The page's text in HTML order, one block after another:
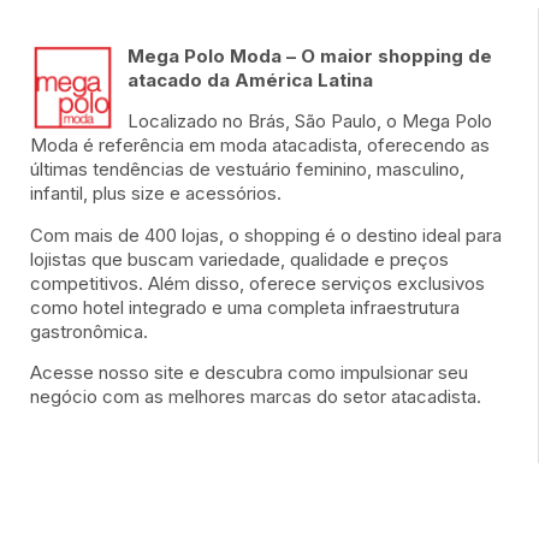
Mega Polo Moda – O maior shopping de
atacado da América Latina
Localizado no Brás, São Paulo, o Mega Polo
Moda é referência em moda atacadista, oferecendo as
últimas tendências de vestuário feminino, masculino,
infantil, plus size e acessórios.
Com mais de 400 lojas, o shopping é o destino ideal para
lojistas que buscam variedade, qualidade e preços
competitivos. Além disso, oferece serviços exclusivos
como hotel integrado e uma completa infraestrutura
gastronômica.
Acesse nosso site e descubra como impulsionar seu
negócio com as melhores marcas do setor atacadista.